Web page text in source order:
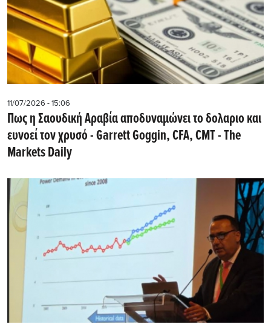
11/07/2026 - 15:06
Πως η Σαουδική Αραβία αποδυναμώνει το δολαριο και
ευνοεί τον χρυσό - Garrett Goggin, CFA, CMT - The
Markets Daily